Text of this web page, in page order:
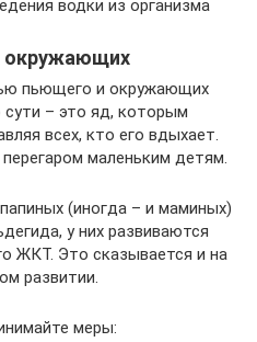
водки из организма
окружающих
пьющего и окружающих
сути – это яд, которым
всех, кто его вдыхает.
маленьким детям.
(иногда – и маминых)
у них развиваются
ЖКТ. Это сказывается и на
развитии.
меры: